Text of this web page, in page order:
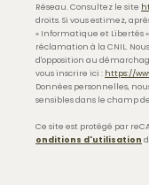
Réseau. Consultez le site
droits. Si vous estimez,
« Informatique et Libertés
réclamation à la CNIL.
d'opposition au
vous inscrire ici : https://
Données personnelles,
sensibles dans le champ
Ce site est protégé par
onditions d'utilisation